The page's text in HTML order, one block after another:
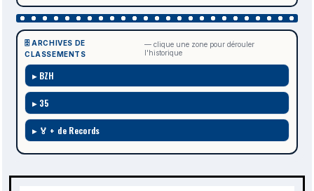
🗄️ ARCHIVES DE
CLASSEMENTS
— clique une zone pour dérouler
l'historique
BZH
35
🏅 + de Records